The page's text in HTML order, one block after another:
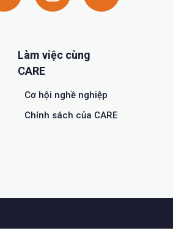
Làm việc cùng
CARE
Cơ hội nghề nghiệp
Chính sách của CARE